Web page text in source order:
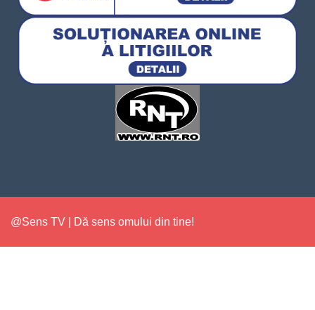
@Sens TV | Dă sens omului din tine!